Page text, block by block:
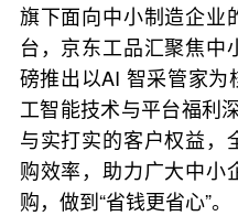
旗下面向中小制造企业
台，京东工品汇聚焦中
磅推出以AI 智采管家为
工智能技术与平台福利
与实打实的客户权益，
购效率，助力广大中小
购，做到“省钱更省心”。